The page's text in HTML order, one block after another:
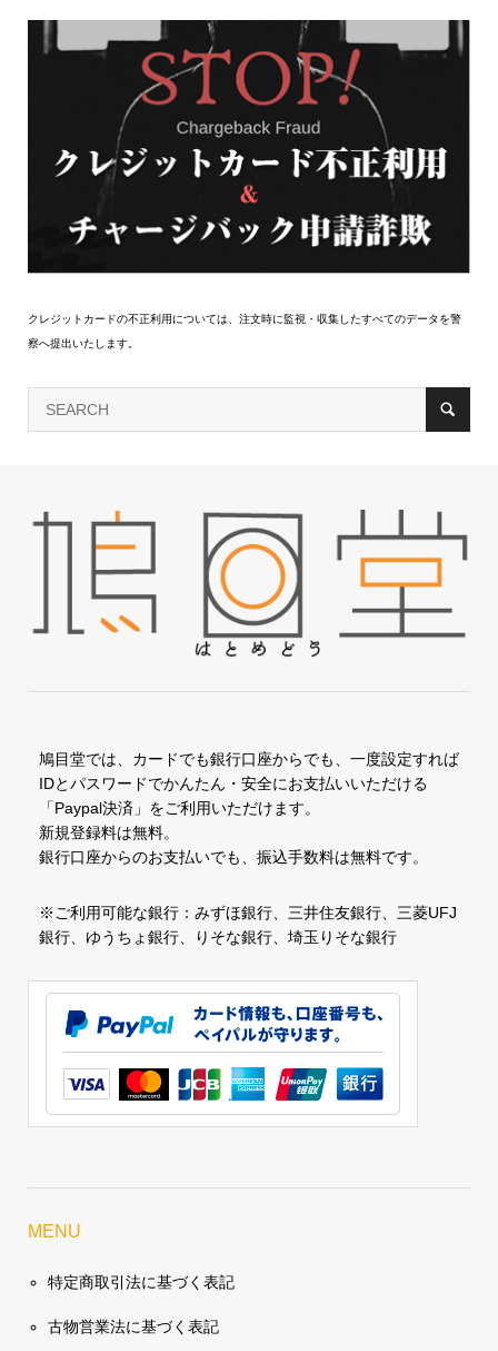
クレジットカードの不正利用については、注文時に監視・収集したすべてのデータを警
察へ提出いたします。
鳩目堂では、カードでも銀行口座からでも、一度設定すれば
IDとパスワードでかんたん・安全にお支払いいただける
「Paypal決済」をご利用いただけます。
新規登録料は無料。
銀行口座からのお支払いでも、振込手数料は無料です。
※ご利用可能な銀行：みずほ銀行、三井住友銀行、三菱UFJ
銀行、ゆうちょ銀行、りそな銀行、埼玉りそな銀行
MENU
特定商取引法に基づく表記
古物営業法に基づく表記